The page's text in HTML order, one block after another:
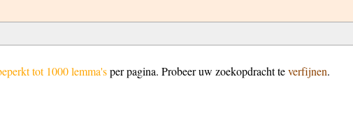
tot 1000 lemma'sper pagina. Probeer uw zoekopdracht teverfijnen.